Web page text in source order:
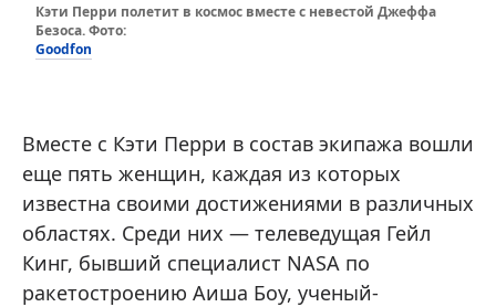
Кэти Перри полетит в космос вместе с невестой Джеффа
Безоса. Фото:
Goodfon
Вместе с Кэти Перри в состав экипажа вошли
еще пять женщин, каждая из которых
известна своими достижениями в различных
областях. Среди них — телеведущая Гейл
Кинг, бывший специалист NASA по
ракетостроению Аиша Боу, ученый-